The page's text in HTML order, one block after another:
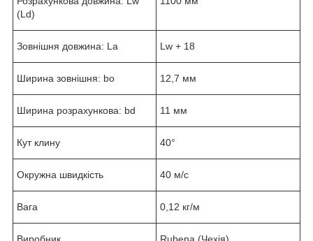
(Ld)
Зовнішня довжина: La Lw + 18
Ширина зовнішня: bo 12,7 мм
Ширина розрахункова: bd 11 мм
Кут клину 40°
Окружна швидкість 40 м/с
Вага 0,12 кг/м
Виробник Rubena (Чехія)